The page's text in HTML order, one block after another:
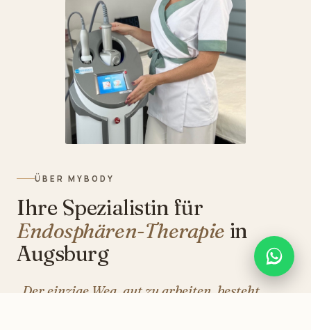
ÜBER MYBODY
Ihre Spezialistin für
Endosphären-Therapie in
Augsburg
„Der einzige Weg, gut zu arbeiten, besteht